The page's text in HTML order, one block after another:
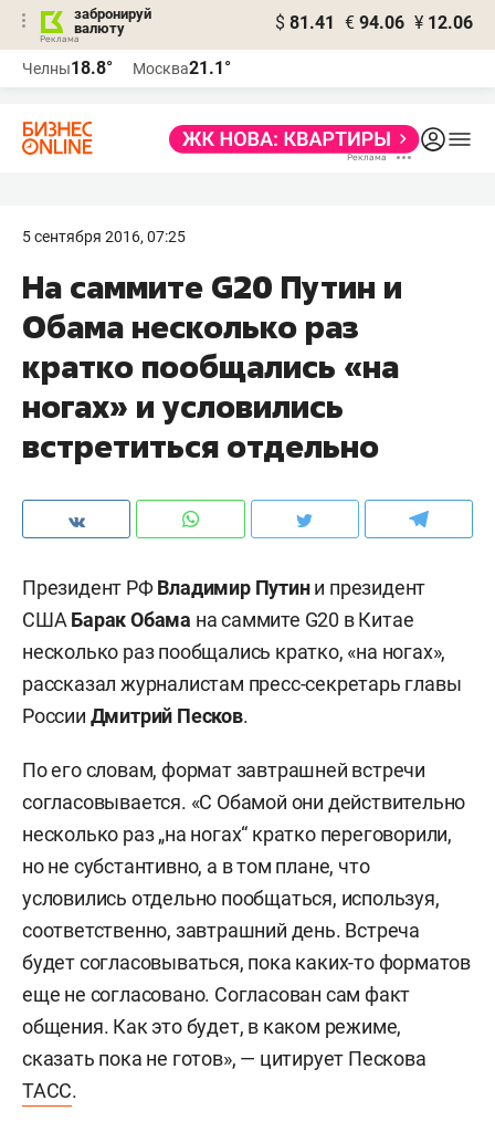
забронируй
валюту
$ 81.41 € 94.06 ¥ 12.06
Челны18.8° Москва21.1°
5 сентября 2016, 07:25
На саммите G20 Путин и
Обама несколько раз
кратко пообщались «на
ногах» и условились
встретиться отдельно
Президент РФВладимир Путини президент
США Барак Обама на саммите G20 в Китае
несколько раз пообщались кратко, «на ногах»,
рассказал журналистам пресс-секретарь главы
России Дмитрий Песков.
По его словам, формат завтрашней встречи
согласовывается. «С Обамой они действительно
несколько раз „на ногах“ кратко переговорили,
но не субстантивно, а в том плане, что
условились отдельно пообщаться, используя,
соответственно, завтрашний день. Встреча
будет согласовываться, пока каких-то форматов
еще не согласовано. Согласован сам факт
общения. Как это будет, в каком режиме,
сказать пока не готов», — цитирует Пескова
ТАСС.